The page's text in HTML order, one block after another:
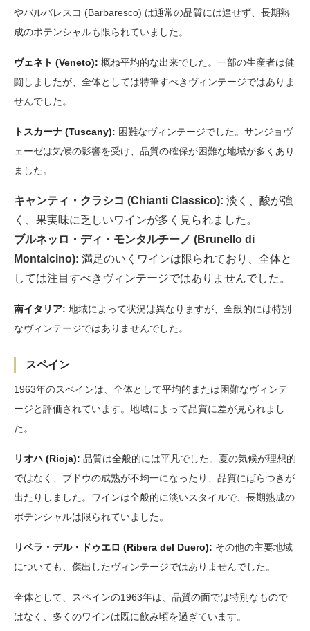
やバルバレスコ (Barbaresco) は通常の品質には達せず、長期熟
成のポテンシャルも限られていました。
ヴェネト (Veneto): 概ね平均的な出来でした。一部の生産者は健
闘しましたが、全体としては特筆すべきヴィンテージではありま
せんでした。
トスカーナ (Tuscany): 困難なヴィンテージでした。サンジョヴ
ェーゼは気候の影響を受け、品質の確保が困難な地域が多くあり
ました。
キャンティ・クラシコ (Chianti Classico): 淡く、酸が強
く、果実味に乏しいワインが多く見られました。
ブルネッロ・ディ・モンタルチーノ (Brunello di
Montalcino): 満足のいくワインは限られており、全体と
しては注目すべきヴィンテージではありませんでした。
南イタリア: 地域によって状況は異なりますが、全般的には特別
なヴィンテージではありませんでした。
スペイン
1963年のスペインは、全体として平均的または困難なヴィンテ
ージと評価されています。地域によって品質に差が見られまし
た。
リオハ (Rioja): 品質は全般的には平凡でした。夏の気候が理想的
ではなく、ブドウの成熟が不均一になったり、品質にばらつきが
出たりしました。ワインは全般的に淡いスタイルで、長期熟成の
ポテンシャルは限られていました。
リベラ・デル・ドゥエロ (Ribera del Duero): その他の主要地域
についても、傑出したヴィンテージではありませんでした。
全体として、スペインの1963年は、品質の面では特別なもので
はなく、多くのワインは既に飲み頃を過ぎています。